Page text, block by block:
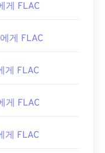
게 FLAC
게 FLAC
게 FLAC
게 FLAC
게 FLAC